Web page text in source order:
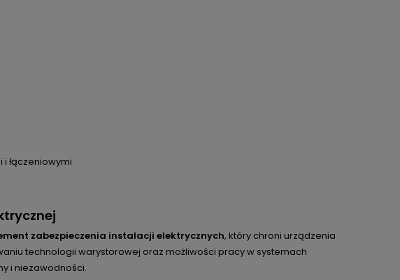
łączeniowymi
zabezpieczenia instalacji elektrycznych, który chroni urządzenia
technologii warystorowej oraz możliwości pracy w systemach
i niezawodności.